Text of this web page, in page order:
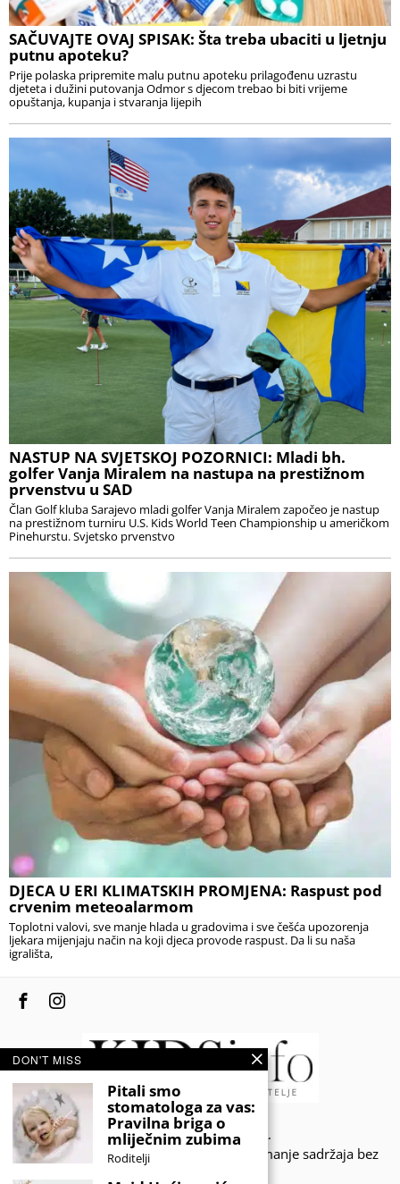
SAČUVAJTE OVAJ SPISAK: Šta treba ubaciti u ljetnju
putnu apoteku?
Prije polaska pripremite malu putnu apoteku prilagođenu uzrastu
djeteta i dužini putovanja Odmor s djecom trebao bi biti vrijeme
opuštanja, kupanja i stvaranja lijepih
NASTUP NA SVJETSKOJ POZORNICI: Mladi bh.
golfer Vanja Miralem na nastupa na prestižnom
prvenstvu u SAD
Član Golf kluba Sarajevo mladi golfer Vanja Miralem započeo je nastup
na prestižnom turniru U.S. Kids World Teen Championship u američkom
Pinehurstu. Svjetsko prvenstvo
DJECA U ERI KLIMATSKIH PROMJENA: Raspust pod
crvenim meteoalarmom
Toplotni valovi, sve manje hlada u gradovima i sve češća upozorenja
ljekara mijenjaju način na koji djeca provode raspust. Da li su naša
igrališta,
© 2020 - KIDSINFO.BA.
Sva prava zadržana. Zabranjeno preuzimanje sadržaja bez
DON'T MISS
Pitali smo
stomatologa za vas:
Pravilna briga o
mliječnim zubima
Roditelji